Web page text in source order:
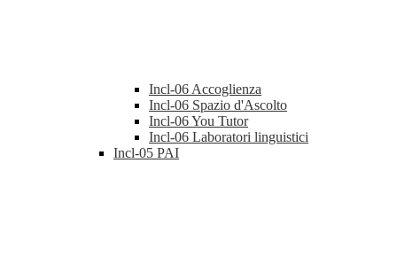
Incl-06 Accoglienza
Incl-06 Spazio d'Ascolto
Incl-06 You Tutor
Incl-06 Laboratori linguistici
Incl-05 PAI